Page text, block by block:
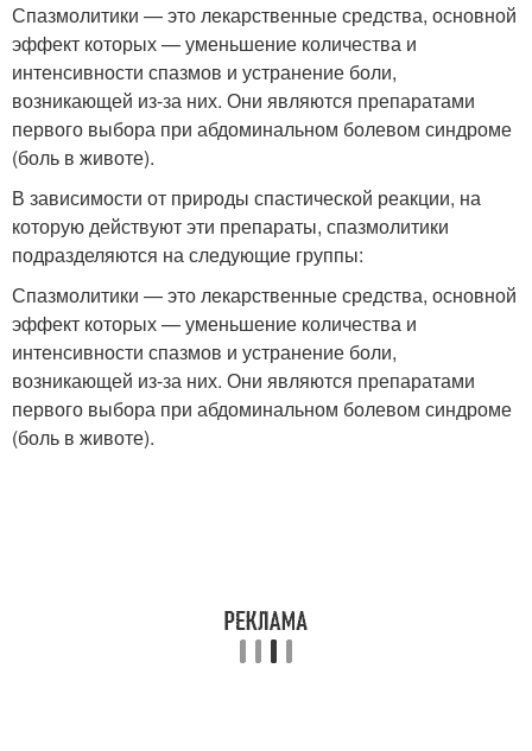
Спазмолитики — это лекарственные средства, основной
эффект которых — уменьшение количества и
интенсивности спазмов и устранение боли,
возникающей из-за них. Они являются препаратами
первого выбора при абдоминальном болевом синдроме
(боль в животе).
В зависимости от природы спастической реакции, на
которую действуют эти препараты, спазмолитики
подразделяются на следующие группы:
Спазмолитики — это лекарственные средства, основной
эффект которых — уменьшение количества и
интенсивности спазмов и устранение боли,
возникающей из-за них. Они являются препаратами
первого выбора при абдоминальном болевом синдроме
(боль в животе).